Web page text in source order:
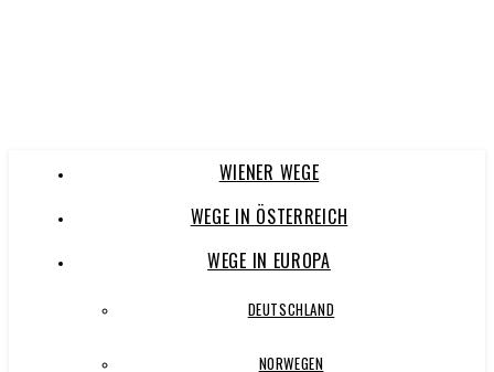
WIENER WEGE
WEGE IN ÖSTERREICH
WEGE IN EUROPA
DEUTSCHLAND
NORWEGEN